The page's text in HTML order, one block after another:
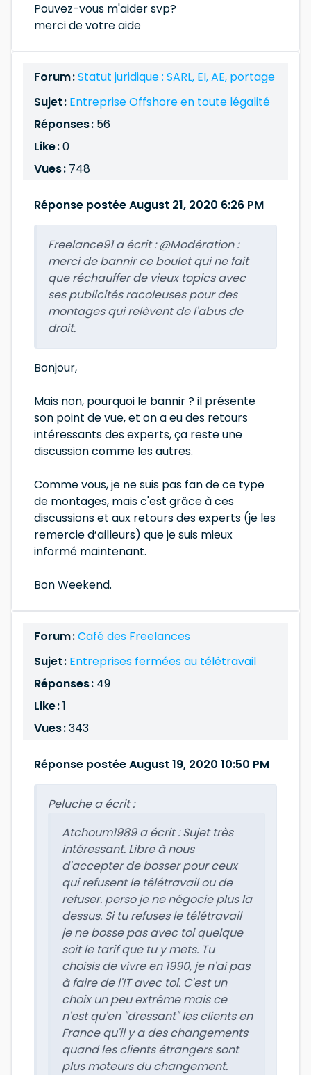
Pouvez-vous m'aider svp?
merci de votre aide
Forum :Statut juridique : SARL, EI, AE, portage
Sujet : Entreprise Offshore en toute légalité
Réponses : 56
Like :0
Vues : 748
Réponse postée August 21, 2020 6:26 PM
Freelance91 a écrit :@Modération :
merci de bannir ce boulet qui ne fait
que réchauffer de vieux topics avec
ses publicités racoleuses pour des
montages qui relèvent de l'abus de
droit.
Bonjour,
Mais non, pourquoi le bannir ? il présente
son point de vue, et on a eu des retours
intéressants des experts, ça reste une
discussion comme les autres.
Comme vous, je ne suis pas fan de ce type
de montages, mais c'est grâce à ces
discussions et aux retours des experts (je les
remercie d’ailleurs) que je suis mieux
informé maintenant.
Bon Weekend.
Forum :Café des Freelances
Sujet : Entreprises fermées au télétravail
Réponses : 49
Like :1
Vues :343
Réponse postée August 19, 2020 10:50 PM
Peluche a écrit :
Atchoum1989 a écrit :Sujet très
intéressant. Libre à nous
d'accepter de bosser pour ceux
qui refusent le télétravail ou de
refuser. perso je ne négocie plus la
dessus. Si tu refuses le télétravail
je ne bosse pas avec toi quelque
soit le tarif que tu y mets. Tu
choisis de vivre en 1990, je n'ai pas
à faire de l'IT avec toi. C'est un
choix un peu extrême mais ce
n'est qu'en "dressant" les clients en
France qu'il y a des changements
quand les clients étrangers sont
plus moteurs du changement.